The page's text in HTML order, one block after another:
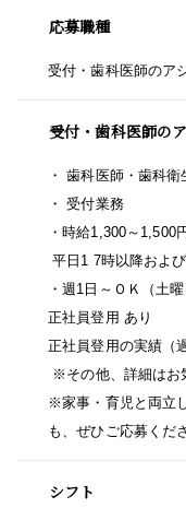
応募職種
受付・歯科医師のア
受付・歯科医師の
・ 歯科医師・歯科衛
・ 受付業務
・時給1,300～1,500
平日1 7時以降およ
・週1日～ＯＫ（土
正社員登用 あり
正社員登用の実績（
※その他、詳細はお
※家事・育児と両立
も、ぜひご応募くだ
シフト